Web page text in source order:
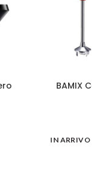
BAMIX
IN ARRIVO